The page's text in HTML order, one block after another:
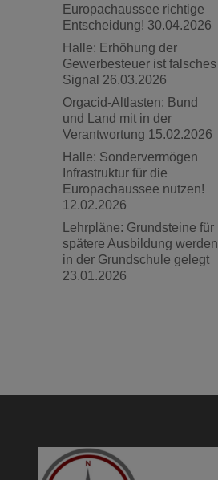
Europachaussee richtige
Entscheidung! 30.04.2026
Halle: Erhöhung der
Gewerbesteuer ist falsches
Signal 26.03.2026
Orgacid-Altlasten: Bund
und Land mit in der
Verantwortung 15.02.2026
Halle: Sondervermögen
Infrastruktur für die
Europachaussee nutzen!
12.02.2026
Lehrpläne: Grundsteine für
spätere Ausbildung werden
in der Grundschule gelegt
23.01.2026